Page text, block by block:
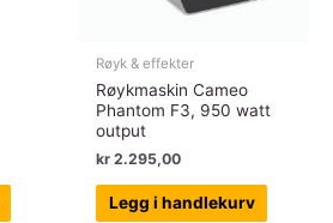
Røyk & effekter
Røykmaskin Cameo
Phantom F3, 950 watt
output
kr 2.295,00
Legg i handlekurv